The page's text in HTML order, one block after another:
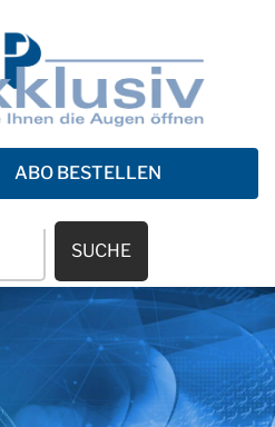
ABO BESTELLEN
SUCHE